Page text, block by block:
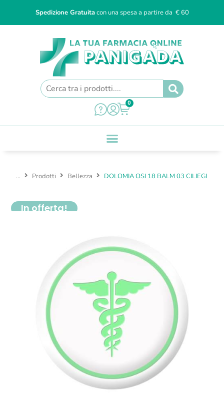
Spedizione Gratuitacon una spesa a partire da € 60
0
... Prodotti Bellezza DOLOMIA OSI 18 BALM 03 CILIEGI
In offerta!